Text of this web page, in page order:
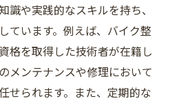
識や実践的なスキルを持ち、
ています。例えば、バイク整
格を取得した技術者が在籍し
メンテナンスや修理において
せられます。また、定期的な